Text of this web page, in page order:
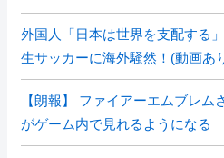
外国人「日本は世界を支配する
生サッカーに海外騒然！(動画あ
【朗報】 ファイアーエムブレ
がゲーム内で見れるようになる